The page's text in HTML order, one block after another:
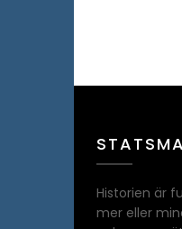
Historien är
mer eller